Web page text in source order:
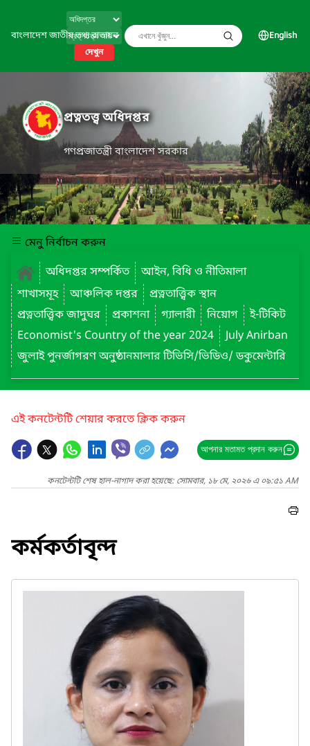
বাংলাদেশ জাতীয় তথ্য বাতায়ন
দেখুন
English
প্রত্নতত্ত্ব অধিদপ্তর
গণপ্রজাতন্ত্রী বাংলাদেশ সরকার
মেনু নির্বাচন করুন
অধিদপ্তর সম্পর্কিত
আইন, বিধি ও নীতিমালা
শাখাসমূহ
আঞ্চলিক দপ্তর
প্রত্নতাত্ত্বিক স্থান
প্রত্নতাত্ত্বিক জাদুঘর
প্রকাশনা গ্যালারী নিয়োগ
ই-টিকিট
Economist's Country of the year 2024
July Anirban
জুলাই পুনর্জাগরণ অনুষ্ঠানমালার টিভিসি/ভিডিও/ ডকুমেন্টারি
এই কনটেন্টটি শেয়ার করতে ক্লিক করুন
আপনার মতামত প্রদান করুন
কনটেন্টটি শেষ হাল-নাগাদ করা হয়েছে: সোমবার, ১৮ মে, ২০২৬ এ ০৯:৫১ AM
কর্মকর্তাবৃন্দ